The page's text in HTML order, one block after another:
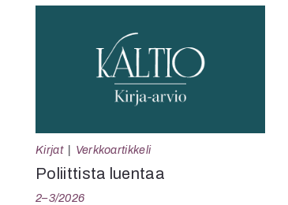
Kirjat Verkkoartikkeli
Poliittista luentaa
2–3/2026